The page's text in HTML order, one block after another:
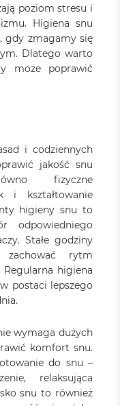
poziom stresu i
Higiena snu
gdy zmagamy się
Dlatego warto
może poprawić
i codziennych
jakość snu
fizyczne
i kształtowanie
higieny snu to
odpowiedniego
Stałe godziny
zachować rytm
Regularna higiena
postaci lepszego
wymaga dużych
komfort snu.
do snu –
relaksująca
snu to również